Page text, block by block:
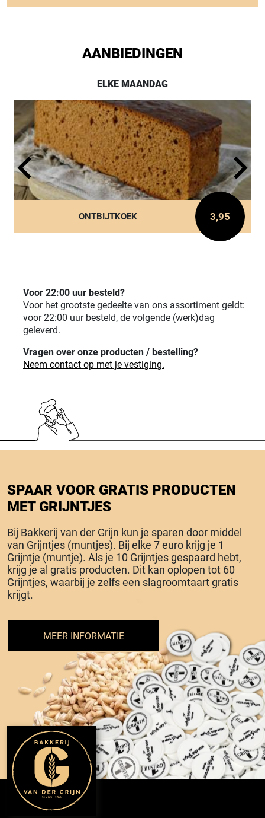
AANBIEDINGEN
ELKE MAANDAG
ONTBIJTKOEK 3,95
Voor 22:00 uur besteld?
Voor het grootste gedeelte van ons assortiment geldt:
voor 22:00 uur besteld, de volgende (werk)dag
geleverd.
Vragen over onze producten / bestelling?
Neem contact op met je vestiging.
SPAAR VOOR GRATIS PRODUCTEN
MET GRIJNTJES
Bij Bakkerij van der Grijn kun je sparen door middel
van Grijntjes (muntjes). Bij elke 7 euro krijg je 1
Grijntje (muntje). Als je 10 Grijntjes gespaard hebt,
krijg je al gratis producten. Dit kan oplopen tot 60
Grijntjes, waarbij je zelfs een slagroomtaart gratis
krijgt.
MEER INFORMATIE